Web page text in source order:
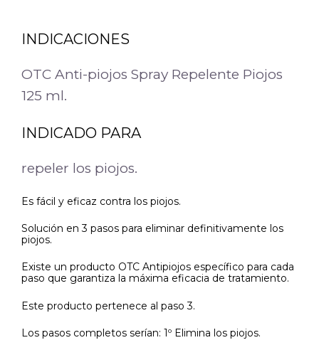
INDICACIONES
OTC Anti-piojos Spray Repelente Piojos
125 ml.
INDICADO PARA
repeler los piojos.
Es fácil y eficaz contra los piojos.
Solución en 3 pasos para eliminar definitivamente los
piojos.
Existe un producto OTC Antipiojos específico para cada
paso que garantiza la máxima eficacia de tratamiento.
Este producto pertenece al paso 3.
Los pasos completos serían: 1º Elimina los piojos.